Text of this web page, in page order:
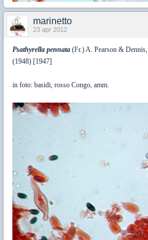
marinetto
23 apr 2012
Psathyrella pennata (Fr.) A. Pearson & Dennis,
(1948) [1947]
in foto: basidi, rosso Congo, amm.